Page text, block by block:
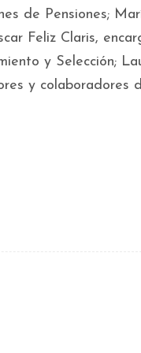
de Pensiones;
Feliz Claris,
y Selección;
y